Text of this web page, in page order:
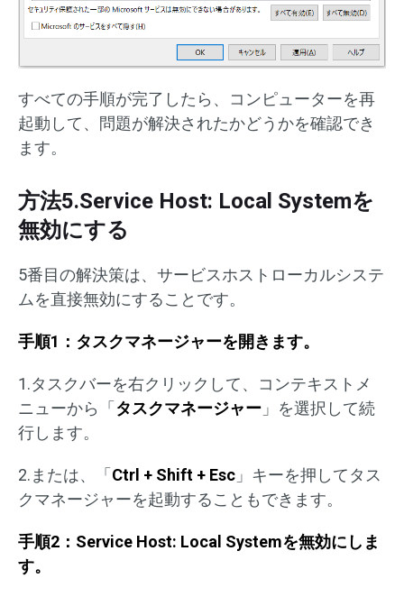
すべての手順が完了したら、コンピューターを再
起動して、問題が解決されたかどうかを確認でき
ます。
方法5.Service Host: Local Systemを
無効にする
5番目の解決策は、サービスホストローカルシステ
ムを直接無効にすることです。
手順1：タスクマネージャーを開きます。
1.タスクバーを右クリックして、コンテキストメ
ニューから「タスクマネージャー 」を選択して続
行します。
2.または、「Ctrl + Shift + Esc 」キーを押してタス
クマネージャーを起動することもできます。
手順2：Service Host: Local Systemを無効にしま
す。